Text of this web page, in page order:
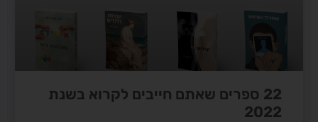
22 ספרים שאתם חייבים לקרוא בשנת
2022